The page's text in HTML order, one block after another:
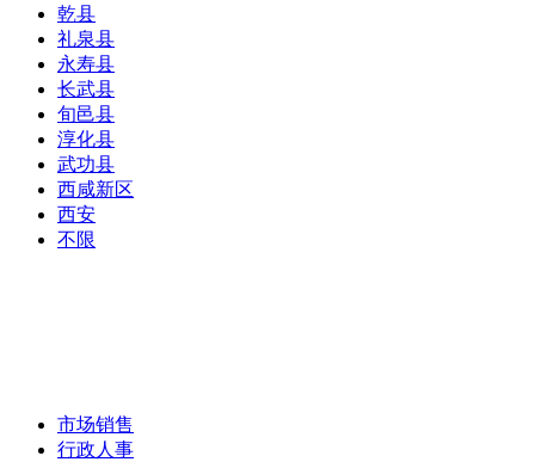
乾县
礼泉县
永寿县
长武县
旬邑县
淳化县
武功县
西咸新区
西安
不限
市场销售
行政人事